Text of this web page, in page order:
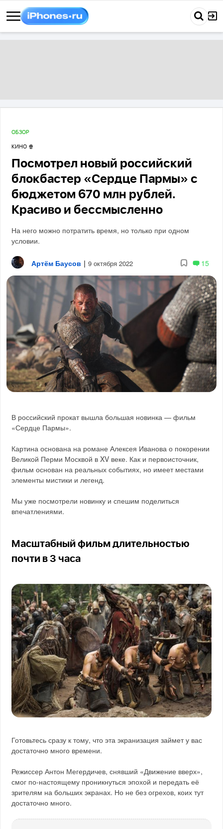
ОБЗОР
КИНО 🍿
Посмотрел новый российский
блокбастер «Сердце Пармы» с
бюджетом 670 млн рублей.
Красиво и бессмысленно
На него можно потратить время, но только при одном
условии.
Артём Баусов | 9 октября 2022 15
В российский прокат вышла большая новинка — фильм
«Сердце Пармы».
Картина основана на романе Алексея Иванова о покорении
Великой Перми Москвой в XV веке. Как и первоисточник,
фильм основан на реальных событиях, но имеет местами
элементы мистики и легенд.
Мы уже посмотрели новинку и спешим поделиться
впечатлениями.
Масштабный фильм длительностью
почти в 3 часа
Готовьтесь сразу к тому, что эта экранизация займет у вас
достаточно много времени.
Режиссер Антон Мегердичев, снявший «Движение вверх»,
смог по-настоящему проникнуться эпохой и передать её
зрителям на больших экранах. Но не без огрехов, коих тут
достаточно много.